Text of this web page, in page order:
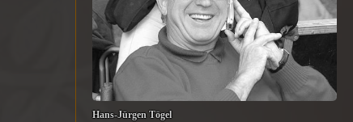
Hans-Jürgen Tögel